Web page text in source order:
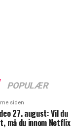
POPULÆR
siden
27. august: Vil du
må du innom Netflix